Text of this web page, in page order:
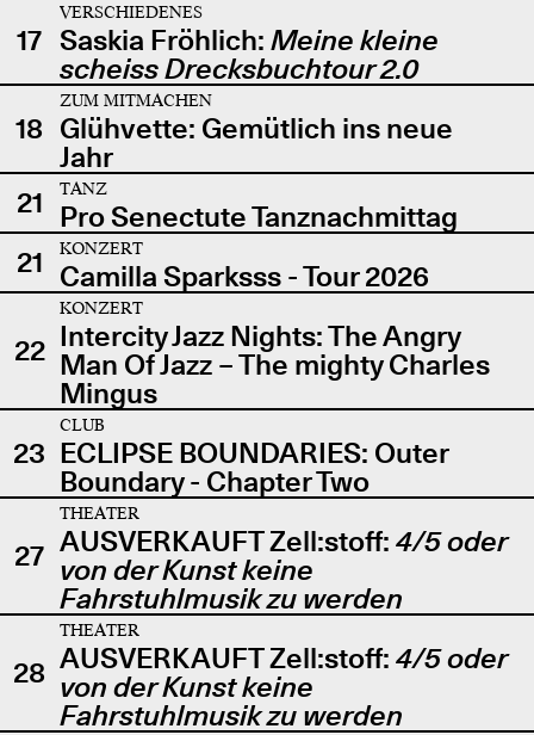
17
VERSCHIEDENES
Saskia Fröhlich: Meine kleine
scheiss Drecksbuchtour 2.0
18
ZUM MITMACHEN
Glühvette: Gemütlich ins neue
Jahr
21
TANZ
Pro Senectute Tanznachmittag
21
KONZERT
Camilla Sparksss - Tour 2026
22
KONZERT
Intercity Jazz Nights: The Angry
Man Of Jazz – The mighty Charles
Mingus
23
CLUB
ECLIPSE BOUNDARIES: Outer
Boundary - Chapter Two
27
THEATER
AUSVERKAUFT Zell:stoff: 4/5 oder
von der Kunst keine
Fahrstuhlmusik zu werden
28
THEATER
AUSVERKAUFT Zell:stoff: 4/5 oder
von der Kunst keine
Fahrstuhlmusik zu werden